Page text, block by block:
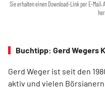
Sie erhalten einen Download-Link per E-
Buchtipp: Gerd Wegers
Gerd Weger ist seit den
aktiv und vielen